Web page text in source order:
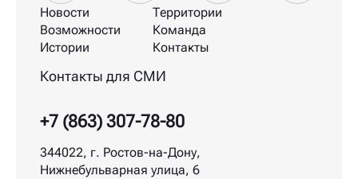
Контакты для СМИ
+7 (863) 307-78-80
344022, г. Ростов-на-Дону,
Нижнебульварная улица, 6
Новости
Возможности
Истории
Территории
Команда
Контакты